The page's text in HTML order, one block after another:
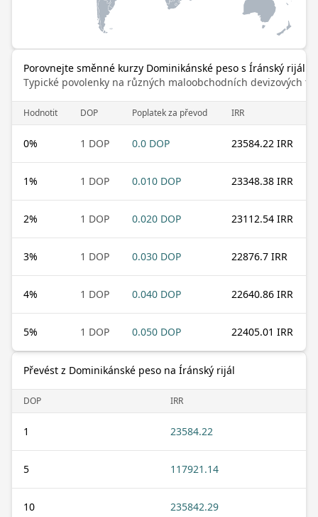
Porovnejte směnné kurzy Dominikánské peso s Íránský rijál
Typické povolenky na různých maloobchodních devizových
Hodnotit DOP Poplatek za převod IRR
0% 1 DOP 0.0 DOP 23584.22 IRR
1% 1 DOP 0.010 DOP 23348.38 IRR
2% 1 DOP 0.020 DOP 23112.54 IRR
3% 1 DOP 0.030 DOP 22876.7 IRR
4% 1 DOP 0.040 DOP 22640.86 IRR
5% 1 DOP 0.050 DOP 22405.01 IRR
Převést z Dominikánské peso na Íránský rijál
DOP IRR
1 23584.22
5 117921.14
10 235842.29